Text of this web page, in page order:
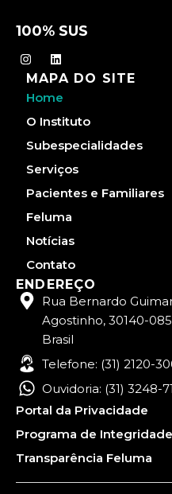
100% SUS
I
n
s
t
a
g
r
a
m
L
i
n
e
d
i
MAPA DO SITE
Home
O Instituto
Subespecialidades
Serviços
Pacientes e Familiares
Feluma
Notícias
Contato
ENDEREÇO
Rua Bernardo
Agostinho, 30140-
Brasil
Telefone: (31) 2120-
Ouvidoria: (31) 3248-
Portal da Privacidade
Programa de Integridade
Transparência Feluma